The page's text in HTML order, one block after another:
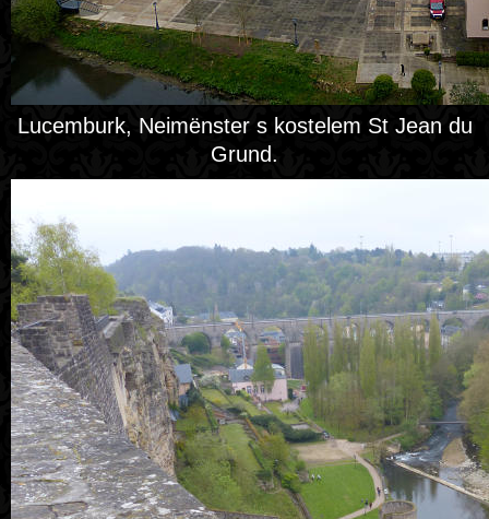
Lucemburk, Neimënster s kostelem St Jean du
Grund.